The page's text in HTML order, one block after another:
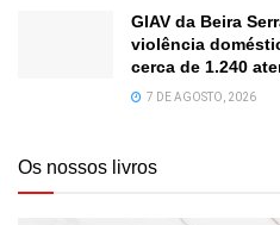
GIAV da Beira
violência
cerca de 1.240
7 DE AGOSTO, 2026
Os nossos livros